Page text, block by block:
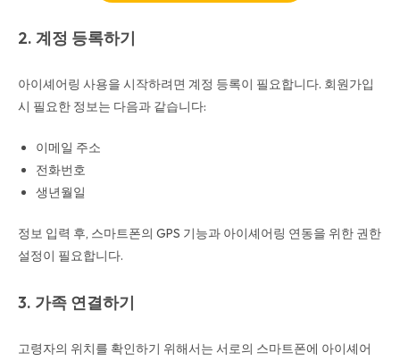
2. 계정 등록하기
아이셰어링 사용을 시작하려면 계정 등록이 필요합니다. 회원가입
시 필요한 정보는 다음과 같습니다:
이메일 주소
전화번호
생년월일
정보 입력 후, 스마트폰의 GPS 기능과 아이셰어링 연동을 위한 권한
설정이 필요합니다.
3. 가족 연결하기
고령자의 위치를 확인하기 위해서는 서로의 스마트폰에 아이셰어